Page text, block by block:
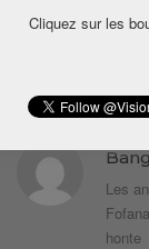
Les
honte
Cliquez sur les